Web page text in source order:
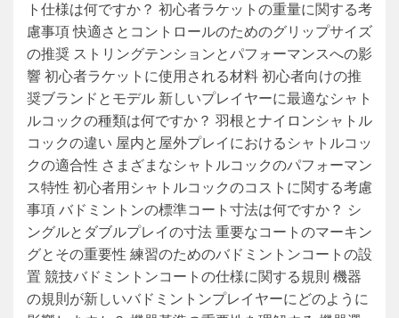
ト仕様は何ですか？ 初心者ラケットの重量に関する考
慮事項 快適さとコントロールのためのグリップサイズ
の推奨 ストリングテンションとパフォーマンスへの影
響 初心者ラケットに使用される材料 初心者向けの推
奨ブランドとモデル 新しいプレイヤーに最適なシャト
ルコックの種類は何ですか？ 羽根とナイロンシャトル
コックの違い 屋内と屋外プレイにおけるシャトルコッ
クの適合性 さまざまなシャトルコックのパフォーマン
ス特性 初心者用シャトルコックのコストに関する考慮
事項 バドミントンの標準コート寸法は何ですか？ シ
ングルとダブルプレイの寸法 重要なコートのマーキン
グとその重要性 練習のためのバドミントンコートの設
置 競技バドミントンコートの仕様に関する規則 機器
の規則が新しいバドミントンプレイヤーにどのように